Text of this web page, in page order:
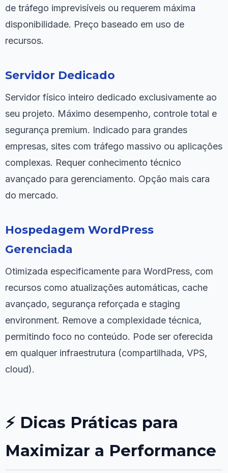
de tráfego imprevisíveis ou requerem máxima
disponibilidade. Preço baseado em uso de
recursos.
Servidor Dedicado
Servidor físico inteiro dedicado exclusivamente ao
seu projeto. Máximo desempenho, controle total e
segurança premium. Indicado para grandes
empresas, sites com tráfego massivo ou aplicações
complexas. Requer conhecimento técnico
avançado para gerenciamento. Opção mais cara
do mercado.
Hospedagem WordPress
Gerenciada
Otimizada especificamente para WordPress, com
recursos como atualizações automáticas, cache
avançado, segurança reforçada e staging
environment. Remove a complexidade técnica,
permitindo foco no conteúdo. Pode ser oferecida
em qualquer infraestrutura (compartilhada, VPS,
cloud).
⚡ Dicas Práticas para
Maximizar a Performance